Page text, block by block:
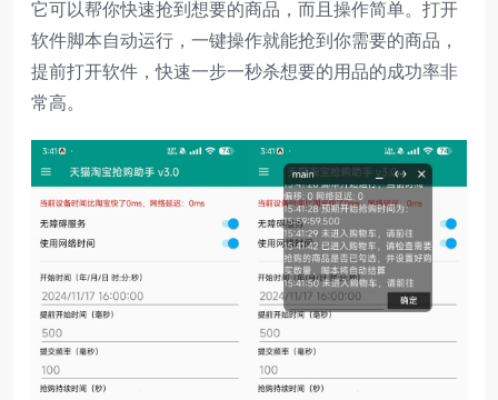
它可以帮你快速抢到想要的商品，而且操作简单。打开
软件脚本自动运行，一键操作就能抢到你需要的商品，
提前打开软件，快速一步一秒杀想要的用品的成功率非
常高。